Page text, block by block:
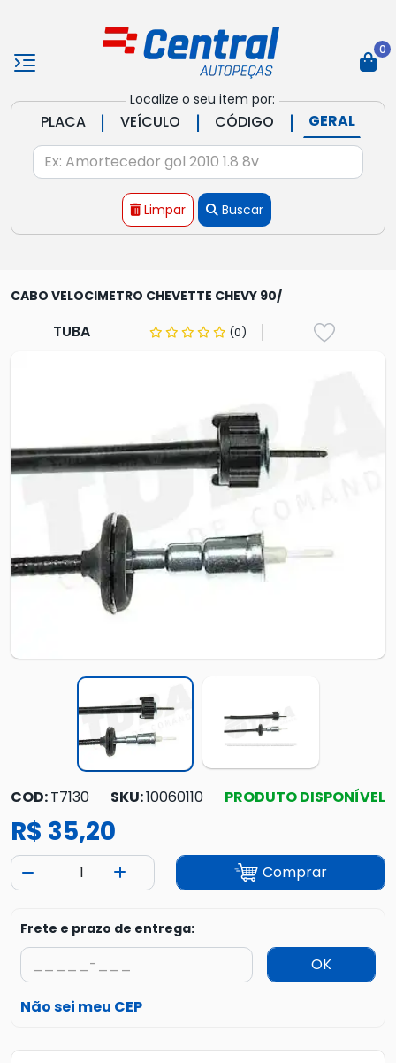
Localize o seu item por:
PLACA | VEÍCULO | CÓDIGO | GERAL
Limpar Buscar
0
CABO VELOCIMETRO CHEVETTE CHEVY 90/
TUBA (0)
COD:T7130 SKU:10060110 PRODUTO DISPONÍVEL
R$ 35,20
Comprar
Frete e prazo de entrega:
OK
Não sei meu CEP